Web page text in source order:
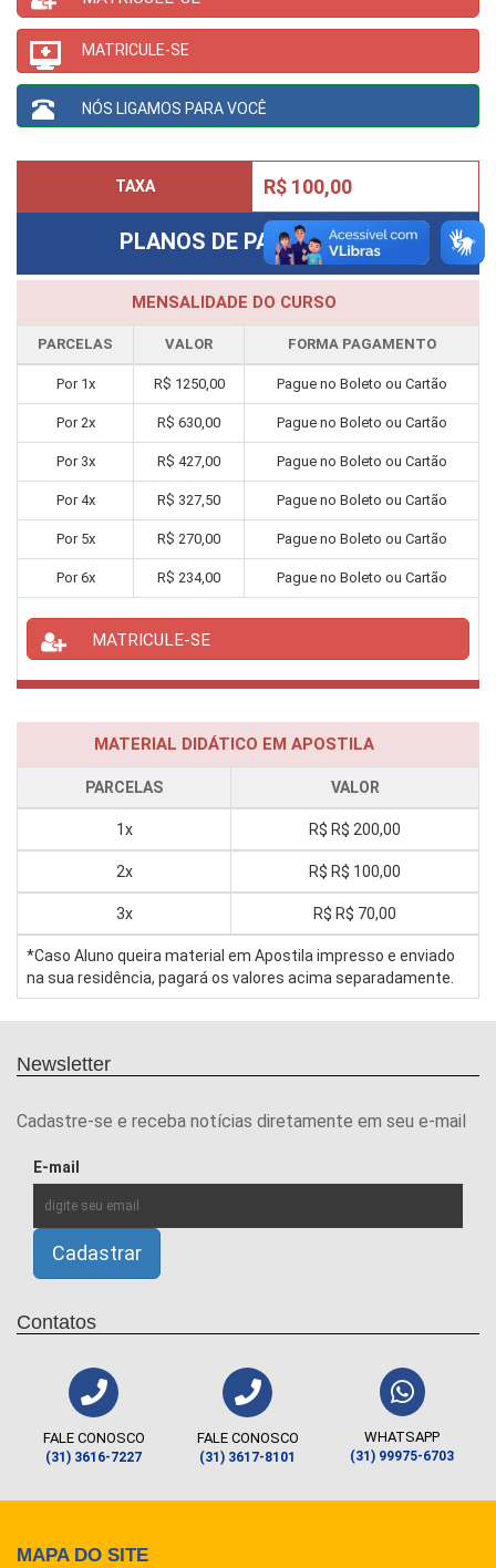
MATRICULE-SE
NÓS LIGAMOS PARA VOCÊ
TAXA R$ 100,00
PLANOS DE PAGAMENTO
MENSALIDADE DO CURSO
PARCELAS VALOR FORMA PAGAMENTO
Por 1x R$ 1250,00 Pague no Boleto ou Cartão
Por2x R$ 630,00 Pague no Boleto ou Cartão
Por 3x R$ 427,00 Pague no Boleto ou Cartão
Por4x R$ 327,50 Pague no Boleto ou Cartão
Por 5x R$ 270,00 Pague no Boleto ou Cartão
Por6x R$ 234,00 Pague no Boleto ou Cartão
MATRICULE-SE
MATERIAL DIDÁTICO EM APOSTILA
PARCELAS VALOR
1x R$ R$ 200,00
2x R$ R$ 100,00
3x R$ R$ 70,00
*Caso Aluno queira material em Apostila impresso e enviado
na sua residência, pagará os valores acima separadamente.
Newsletter
Cadastre-se e receba notícias diretamente em seu e-mail
E-mail
Contatos
FALE CONOSCO
(31) 3616-7227
FALE CONOSCO
(31) 3617-8101
WHATSAPP
(31) 99975-6703
MAPA DO SITE